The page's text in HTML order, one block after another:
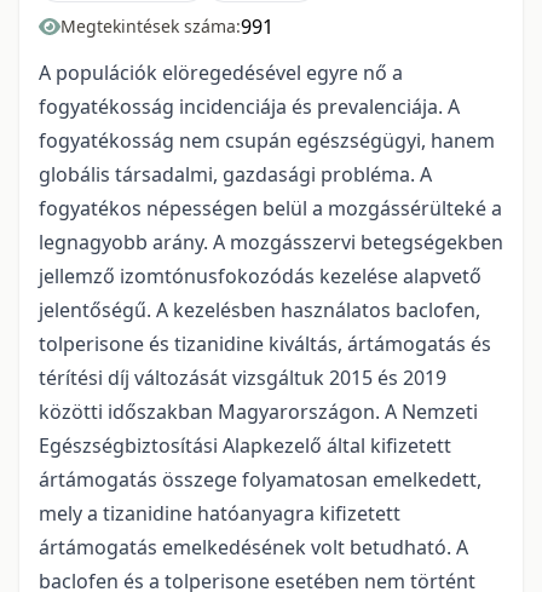
Megtekintések száma:991
A populációk elöregedésével egyre nő a
fogyatékosság incidenciája és prevalenciája. A
fogyatékosság nem csupán egészségügyi, hanem
globális társadalmi, gazdasági probléma. A
fogyatékos népességen belül a mozgássérülteké a
legnagyobb arány. A mozgásszervi betegségekben
jellemző izomtónusfokozódás kezelése alapvető
jelentőségű. A kezelésben használatos baclofen,
tolperisone és tizanidine kiváltás, ártámogatás és
térítési díj változását vizsgáltuk 2015 és 2019
közötti időszakban Magyarországon. A Nemzeti
Egészségbiztosítási Alapkezelő által kifizetett
ártámogatás összege folyamatosan emelkedett,
mely a tizanidine hatóanyagra kifizetett
ártámogatás emelkedésének volt betudható. A
baclofen és a tolperisone esetében nem történt